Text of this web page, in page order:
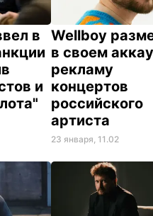
в
и
Wellboy
в своем
рекламу
концертов
российского
артиста
23 января, 11.02